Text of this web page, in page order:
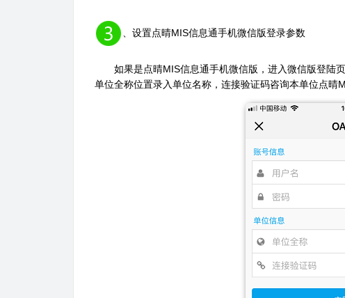
、设置点晴MIS信息通手机微信版登录参数
如果是点晴MIS信息通手机微信版，进入微信版登陆页
单位全称位置录入单位名称，连接验证码咨询本单位点晴